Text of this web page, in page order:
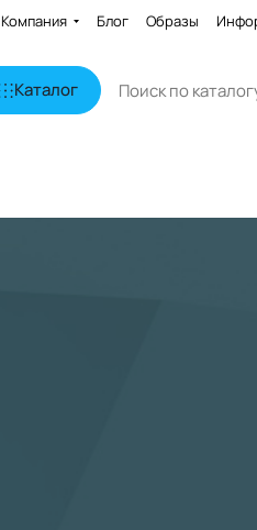
Компания Блог Образы
Каталог